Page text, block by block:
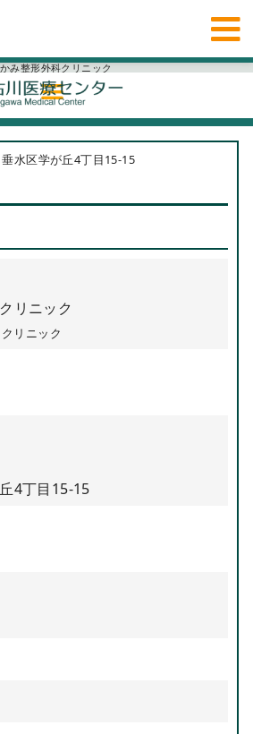
み整形外科クリニック
水区学が丘4丁目15-15
リニック
リニック
4丁目15-15